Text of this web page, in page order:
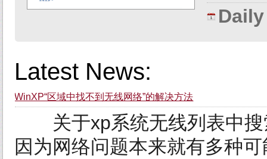
Latest News:
WinXP“区域中找不到无线网络”的解决方法
关于xp系统无线列表中搜
因为网络问题本来就有多种